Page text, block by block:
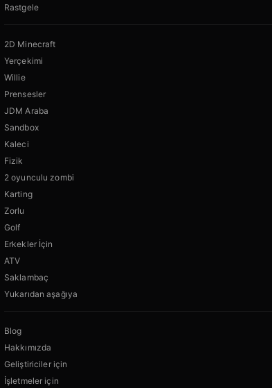
Rastgele
2D Minecraft
Yerçekimi
Willie
Prensesler
JDM Araba
Sandbox
Kaleci
Fizik
2 oyunculu zombi
Karting
Zorlu
Golf
Erkekler İçin
ATV
Saklambaç
Yukarıdan aşağıya
Blog
Hakkımızda
Geliştiriciler için
İşletmeler için